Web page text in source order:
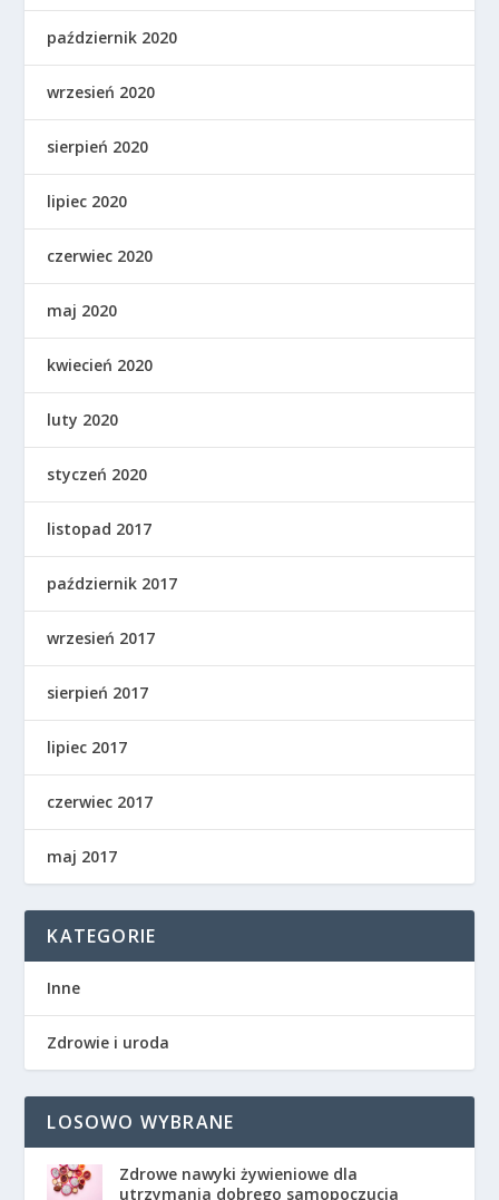
październik 2020
wrzesień 2020
sierpień 2020
lipiec 2020
czerwiec 2020
maj 2020
kwiecień 2020
luty 2020
styczeń 2020
listopad 2017
październik 2017
wrzesień 2017
sierpień 2017
lipiec 2017
czerwiec 2017
maj 2017
KATEGORIE
Inne
Zdrowie i uroda
LOSOWO WYBRANE
Zdrowe nawyki żywieniowe dla
utrzymania dobrego samopoczucia